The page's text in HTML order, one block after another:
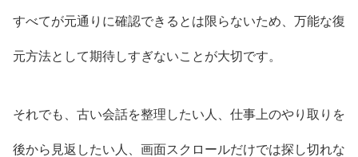
すべてが元通りに確認できるとは限らないため、万能な復
元方法として期待しすぎないことが大切です。
それでも、古い会話を整理したい人、仕事上のやり取りを
後から見返したい人、画面スクロールだけでは探し切れな